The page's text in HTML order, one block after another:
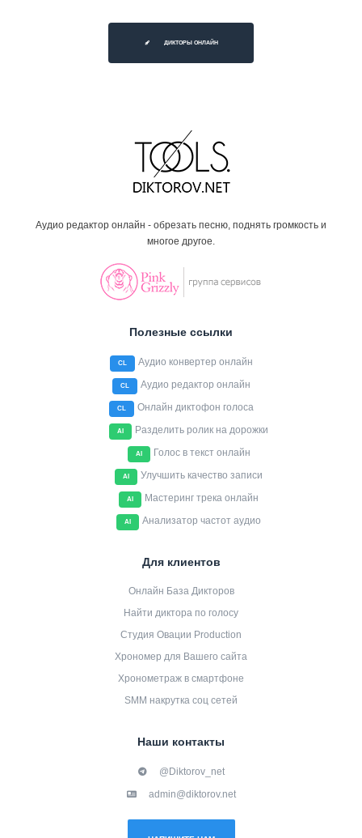
ДИКТОРЫ ОНЛАЙН
Аудио редактор онлайн - обрезать песню, поднять громкость и
многое другое.
Полезные ссылки
CL Аудио конвертер онлайн
CL Аудио редактор онлайн
CL Онлайн диктофон голоса
AI Разделить ролик на дорожки
AI Голос в текст онлайн
AI Улучшить качество записи
AI Мастеринг трека онлайн
AI Анализатор частот аудио
Для клиентов
Онлайн База Дикторов
Найти диктора по голосу
Студия Овации Production
Хрономер для Вашего сайта
Хронометраж в смартфоне
SMM накрутка соц сетей
Наши контакты
@Diktorov_net
admin@diktorov.net